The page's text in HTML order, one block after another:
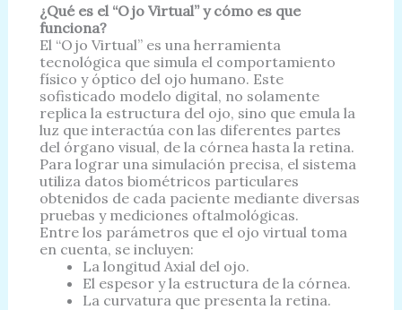
¿Qué es el “Ojo Virtual” y cómo es que
funciona?
El “Ojo Virtual” es una herramienta
tecnológica que simula el comportamiento
físico y óptico del ojo humano. Este
sofisticado modelo digital, no solamente
replica la estructura del ojo, sino que emula la
luz que interactúa con las diferentes partes
del órgano visual, de la córnea hasta la retina.
Para lograr una simulación precisa, el sistema
utiliza datos biométricos particulares
obtenidos de cada paciente mediante diversas
pruebas y mediciones oftalmológicas.
Entre los parámetros que el ojo virtual toma
en cuenta, se incluyen:
La longitud Axial del ojo.
El espesor y la estructura de la córnea.
La curvatura que presenta la retina.